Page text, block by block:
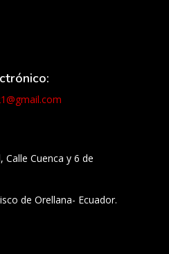
Calle Cuenca y 6 de
de Orellana- Ecuador.